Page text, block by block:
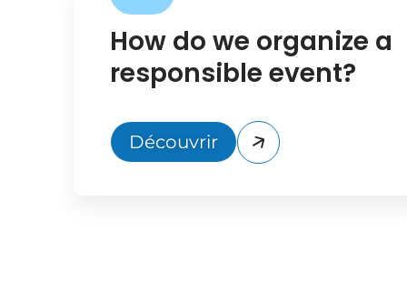
How do we organize a
responsible event?
Découvrir